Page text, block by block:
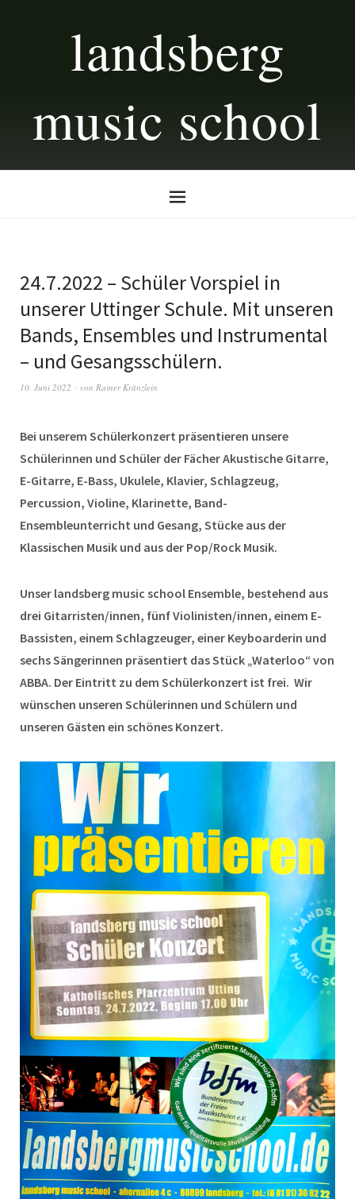
landsberg
music school
24.7.2022 – Schüler Vorspiel in
unserer Uttinger Schule. Mit unseren
Bands, Ensembles und Instrumental
– und Gesangsschülern.
10. Juni 2022 von Rainer Kränzlein
Bei unserem Schülerkonzert präsentieren unsere
Schülerinnen und Schüler der Fächer Akustische Gitarre,
E-Gitarre, E-Bass, Ukulele, Klavier, Schlagzeug,
Percussion, Violine, Klarinette, Band-
Ensembleunterricht und Gesang, Stücke aus der
Klassischen Musik und aus der Pop/Rock Musik.
Unser landsberg music school Ensemble, bestehend aus
drei Gitarristen/innen, fünf Violinisten/innen, einem E-
Bassisten, einem Schlagzeuger, einer Keyboarderin und
sechs Sängerinnen präsentiert das Stück „Waterloo“ von
ABBA. Der Eintritt zu dem Schülerkonzert ist frei. Wir
wünschen unseren Schülerinnen und Schülern und
unseren Gästen ein schönes Konzert.